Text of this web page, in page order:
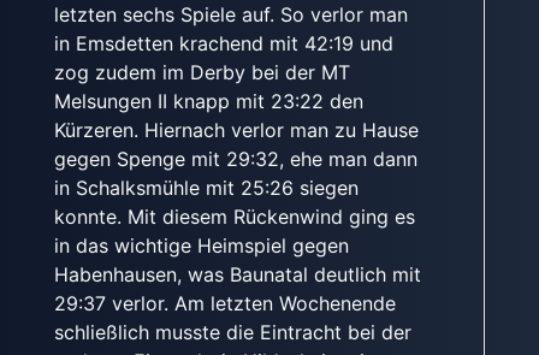
letzten sechs Spiele auf. So verlor man
in Emsdetten krachend mit 42:19 und
zog zudem im Derby bei der MT
Melsungen II knapp mit 23:22 den
Kürzeren. Hiernach verlor man zu Hause
gegen Spenge mit 29:32, ehe man dann
in Schalksmühle mit 25:26 siegen
konnte. Mit diesem Rückenwind ging es
in das wichtige Heimspiel gegen
Habenhausen, was Baunatal deutlich mit
29:37 verlor. Am letzten Wochenende
schließlich musste die Eintracht bei der